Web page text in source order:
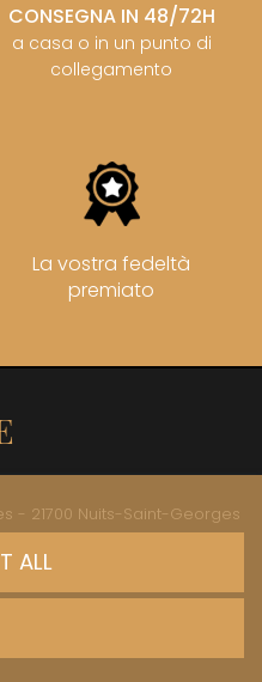
CONSEGNA IN 48/72H
a casa o in un punto di
collegamento
La vostra fedeltà
premiato
- 21700 Nuits-Saint-Georges
ALL